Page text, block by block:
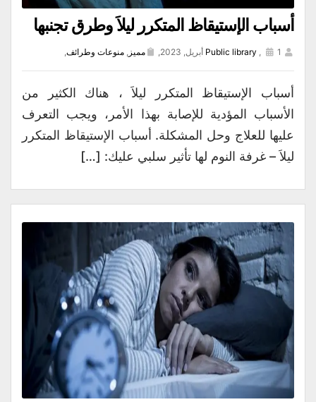
أسباب الإستيقاظ المتكرر ليلاَ وطرق تجنبها
Public library , 1 أبريل, 2023, مميز , منوعات وطرائف,
أسباب الإستيقاظ المتكرر ليلاَ ، هناك الكثير من
الأسباب المؤدية للإصابة بهذا الأمر، ويجب التعرف
عليها للعلاج وحل المشكلة. أسباب الإستيقاظ المتكرر
ليلاَ – غرفة النوم لها تأثير سلبي عليك: […]